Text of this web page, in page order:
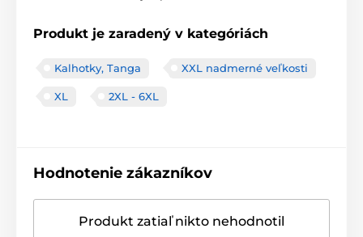
Produkt je zaradený v kategóriách
Kalhotky, Tanga XXL nadmerné veľkosti
XL 2XL - 6XL
Hodnotenie zákazníkov
Produkt zatiaľ nikto nehodnotil